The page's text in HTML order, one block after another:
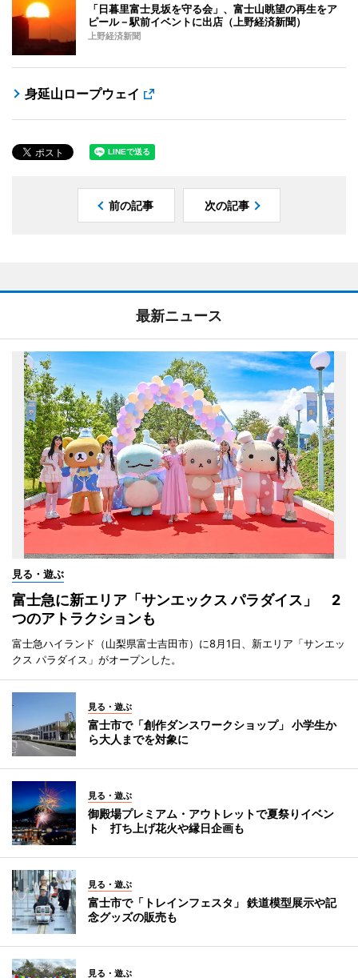
「日暮里富士見坂を守る会」、富士山眺望の再生をア
ピール－駅前イベントに出店（上野経済新聞）
上野経済新聞
身延山ロープウェイ
前の記事 次の記事
最新ニュース
見る・遊ぶ
富士急に新エリア「サンエックス パラダイス」 2
つのアトラクションも
富士急ハイランド（山梨県富士吉田市）に8月1日、新エリア「サンエッ
クス パラダイス」がオープンした。
見る・遊ぶ
富士市で「創作ダンスワークショップ」 小学生か
ら大人までを対象に
見る・遊ぶ
御殿場プレミアム・アウトレットで夏祭りイベン
ト 打ち上げ花火や縁日企画も
見る・遊ぶ
富士市で「トレインフェスタ」 鉄道模型展示や記
念グッズの販売も
見る・遊ぶ